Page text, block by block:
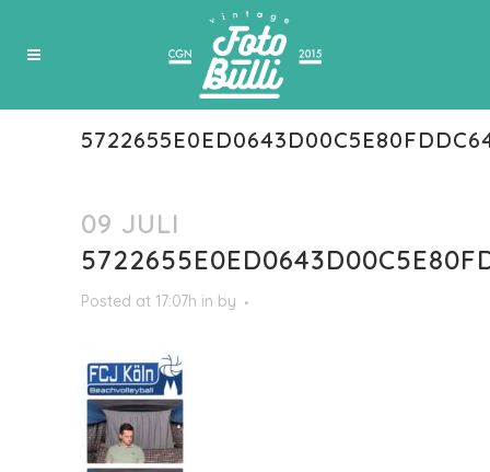
09 JULI
Posted at 17:07h in by